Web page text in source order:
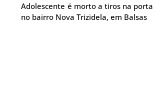
Adolescente é morto a tiros na porta
no bairro Nova Trizidela, em Balsas